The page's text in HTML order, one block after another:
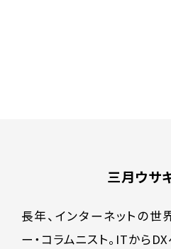
三月ウサ
長年、インターネットの世
ー・コラムニスト。ITから